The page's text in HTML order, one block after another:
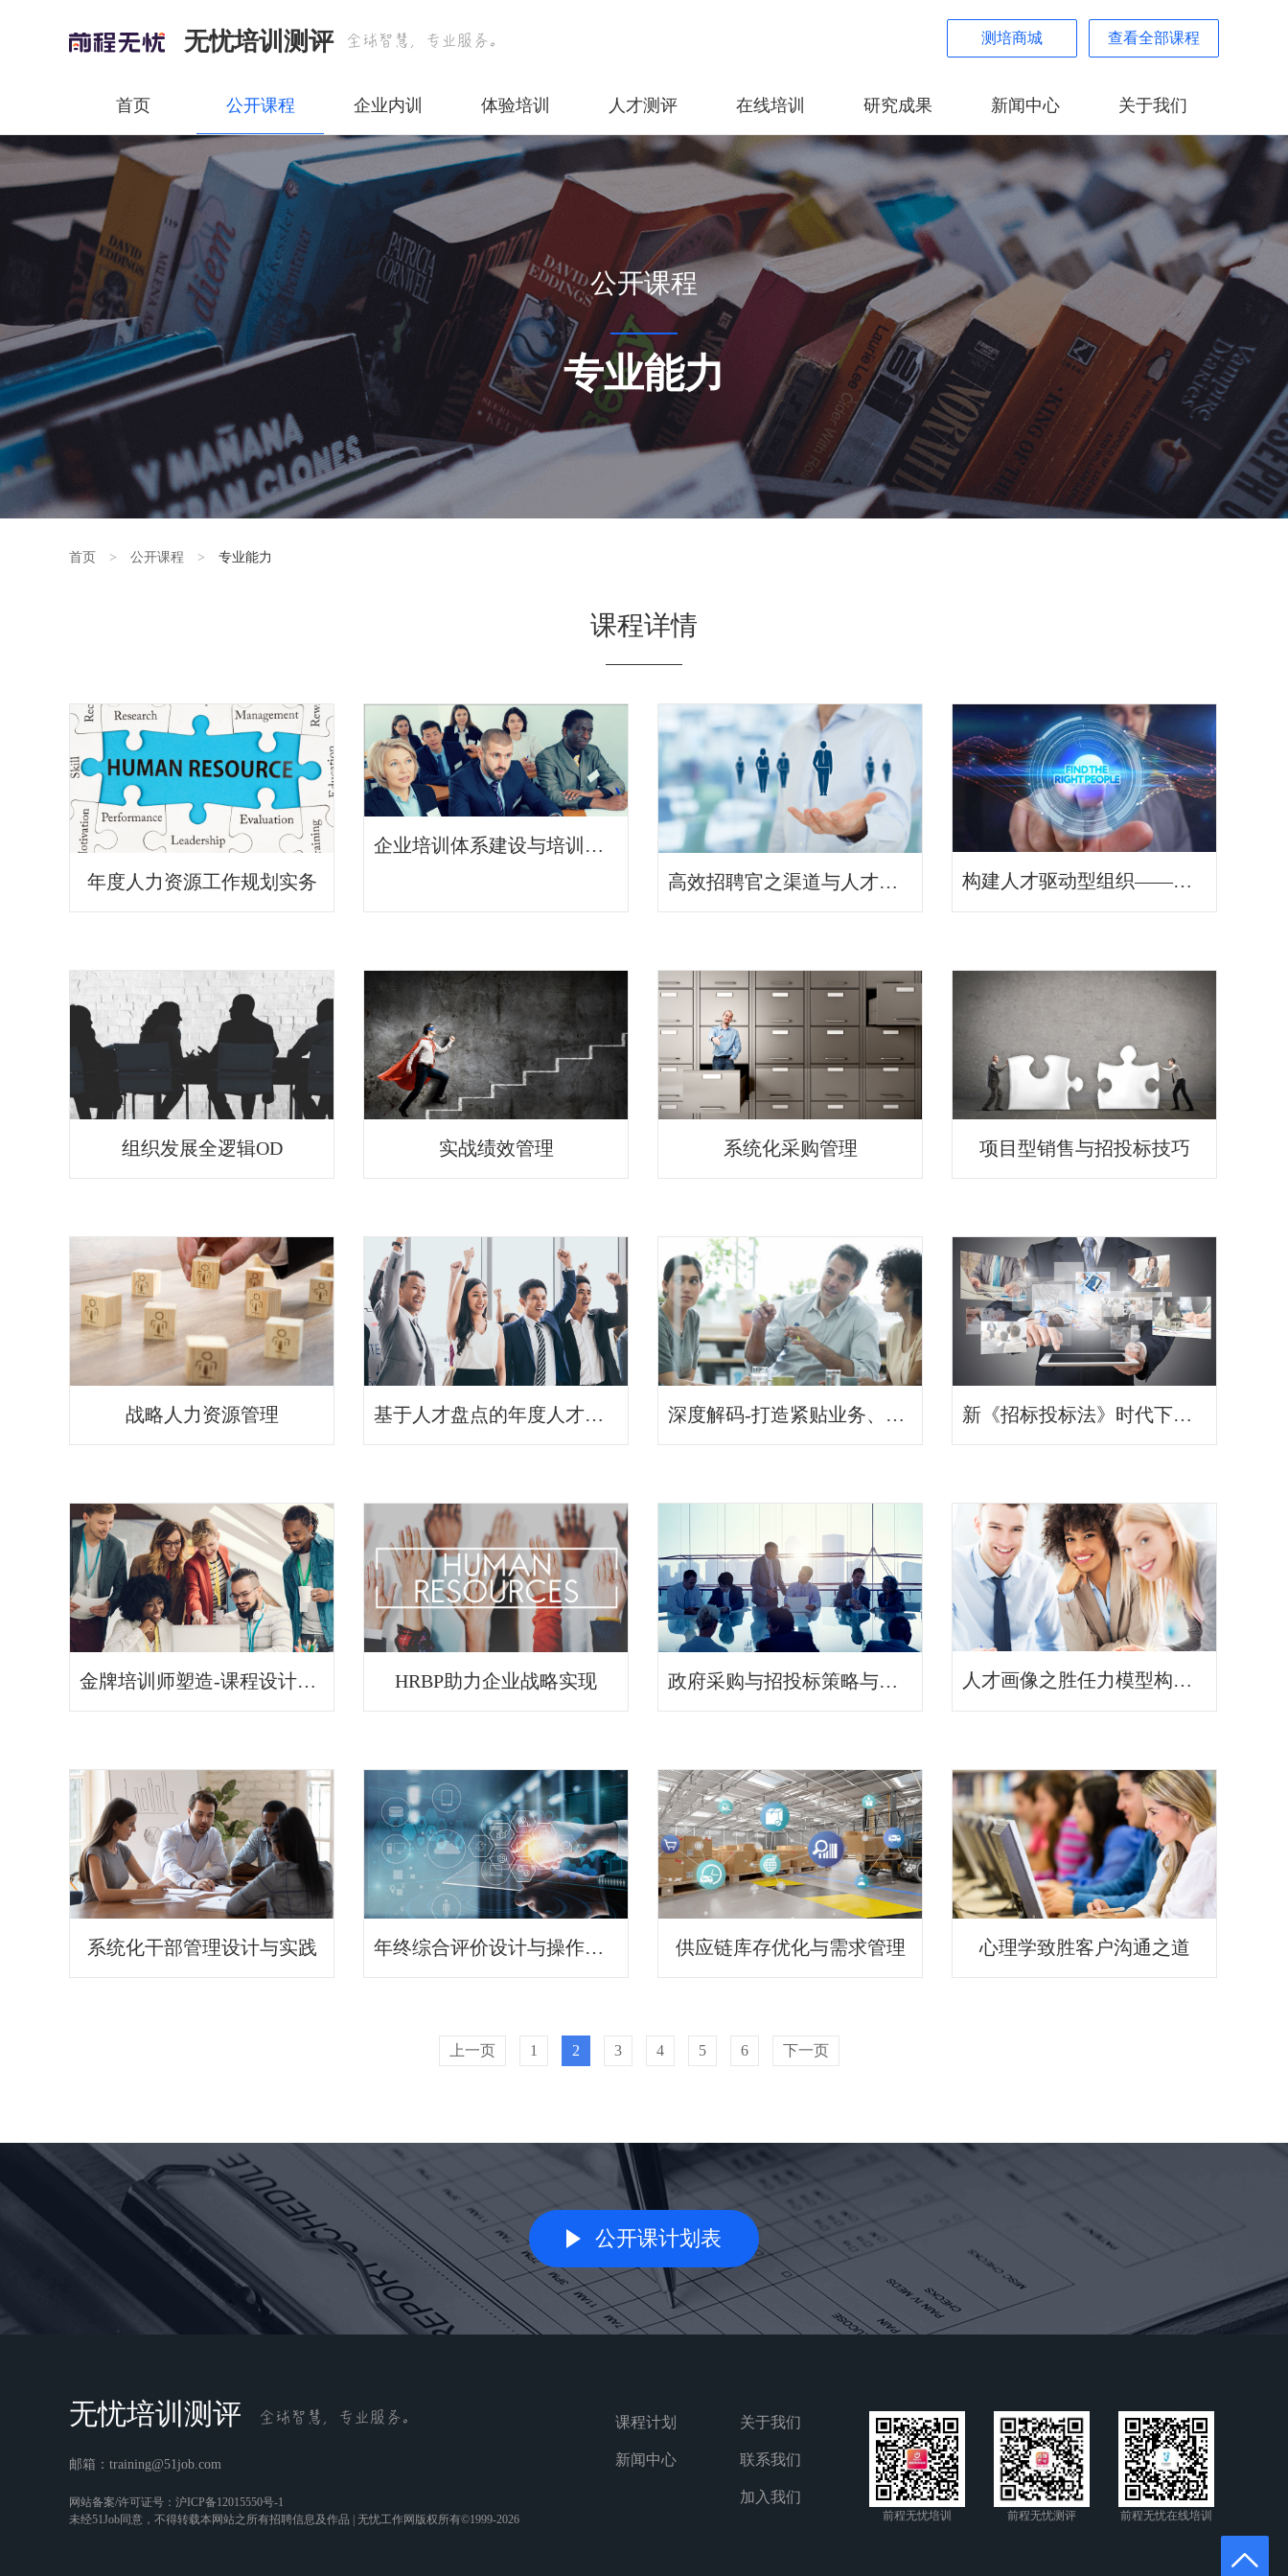
无忧培训测评 测培商城 查看全部课程
首页 公开课程 企业内训 体验培训 人才测评 在线培训 研究成果 新闻中心 关于我们
公开课程
专业能力
首页 > 公开课程 > 专业能力
课程详情
年度人力资源工作规划实务
企业培训体系建设与培训管理
高效招聘官之渠道与人才搜索技术
构建人才驱动型组织——人才盘点与梯队建设
组织发展全逻辑OD 实战绩效管理 系统化采购管理 项目型销售与招投标技巧
战略人力资源管理 基于人才盘点的年度人才管理规划设计 深度解码-打造紧贴业务、服务战略的培训规划 新《招标投标法》时代下，中标技能的四项修炼
金牌培训师塑造-课程设计及演讲呈现技巧 HRBP助力企业战略实现 政府采购与招投标策略与技巧 人才画像之胜任力模型构建工作坊
系统化干部管理设计与实践 年终综合评价设计与操作指引 供应链库存优化与需求管理 心理学致胜客户沟通之道
上一页 1 2 3 4 5 6 下一页
公开课计划表
无忧培训测评
邮箱： training@51job.com
网站备案/许可证号： 沪ICP备12015550号-1
未经51Job同意，不得转载本网站之所有招聘信息及作品 | 无忧工作网版权所有©1999-2026
课程计划
新闻中心
关于我们
联系我们
加入我们
前程无忧培训 前程无忧测评 前程无忧在线培训